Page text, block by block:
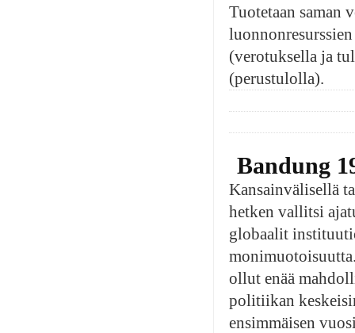
Tuotetaan saman
(verotuksella ja
(perustulolla).
Bandung
Kansainvälisellä
hetken vallitsi
globaalit
ollut enää
politiikan
ensimmäisen